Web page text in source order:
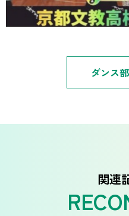
ダンス
関連